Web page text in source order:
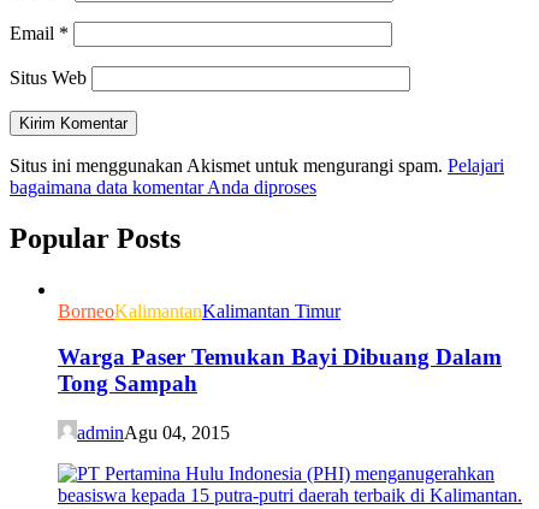
Email *
Situs Web
Situs ini menggunakan Akismet untuk mengurangi spam. Pelajari
bagaimana data komentar Anda diproses
Popular Posts
BorneoKalimantanKalimantan Timur
Warga Paser Temukan Bayi Dibuang Dalam
Tong Sampah
adminAgu 04, 2015